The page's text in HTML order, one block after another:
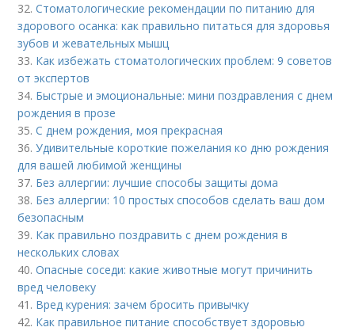
32.Стоматологические рекомендации по питанию для
здорового осанка: как правильно питаться для здоровья
зубов и жевательных мышц
33. Как избежать стоматологических проблем: 9 советов
от экспертов
34. Быстрые и эмоциональные: мини поздравления с днем
рождения в прозе
35.С днем рождения, моя прекрасная
36.Удивительные короткие пожелания ко дню рождения
для вашей любимой женщины
37. Без аллергии: лучшие способы защиты дома
38. Без аллергии: 10 простых способов сделать ваш дом
безопасным
39. Как правильно поздравить с днем рождения в
нескольких словах
40.Опасные соседи: какие животные могут причинить
вред человеку
41. Вред курения: зачем бросить привычку
42. Как правильное питание способствует здоровью